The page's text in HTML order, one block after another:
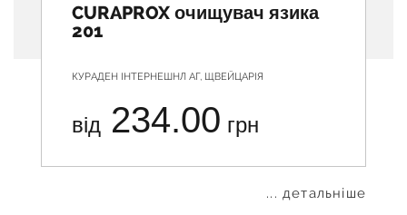
CURAPROX очищувач язика
201
КУРАДЕН ІНТЕРНЕШНЛ АГ, ЩВЕЙЦАРІЯ
від 234.00 грн
... детальніше